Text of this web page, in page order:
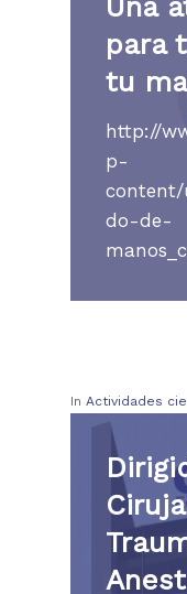
para
tu
http://
p-
content/
do-de-
In Actividades